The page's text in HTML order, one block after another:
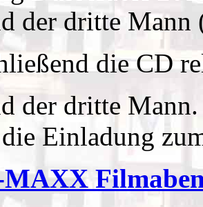
der dritte Mann
die CD
der dritte Mann.
Einladung